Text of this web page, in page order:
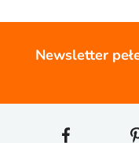
Newsletter